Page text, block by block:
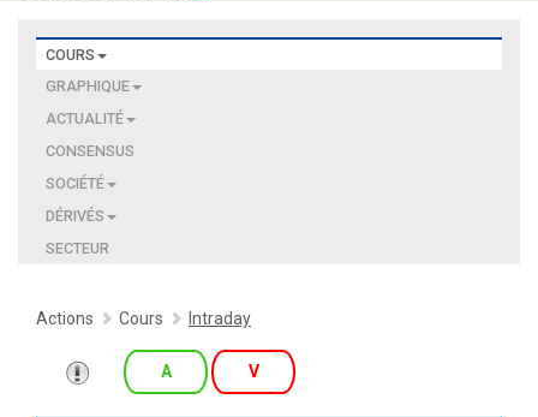
COURS
GRAPHIQUE
ACTUALITÉ
CONSENSUS
SOCIÉTÉ
DÉRIVÉS
SECTEUR
Actions Cours Intraday
A V